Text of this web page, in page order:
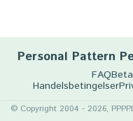
Personal Pattern
FAQ
Handelsbetingelser
© Copyright 2004 - 2026,